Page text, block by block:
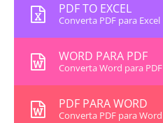
PDF TO EXCEL
Converta PDF para Excel
WORD PARA PDF
Converta Word para PDF
PDF PARA WORD
Converta PDF para Word